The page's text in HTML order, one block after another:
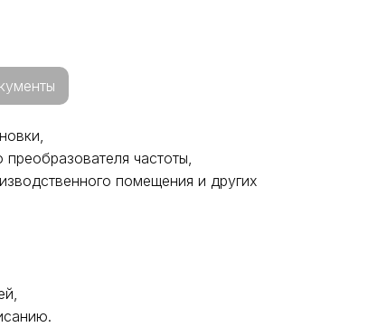
частоты,
помещения и других